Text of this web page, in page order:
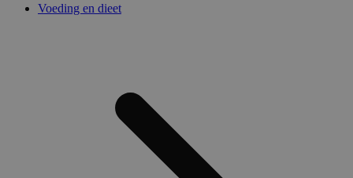
Voeding en dieet